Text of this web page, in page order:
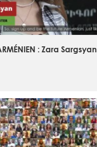
: Zara Sargsyan